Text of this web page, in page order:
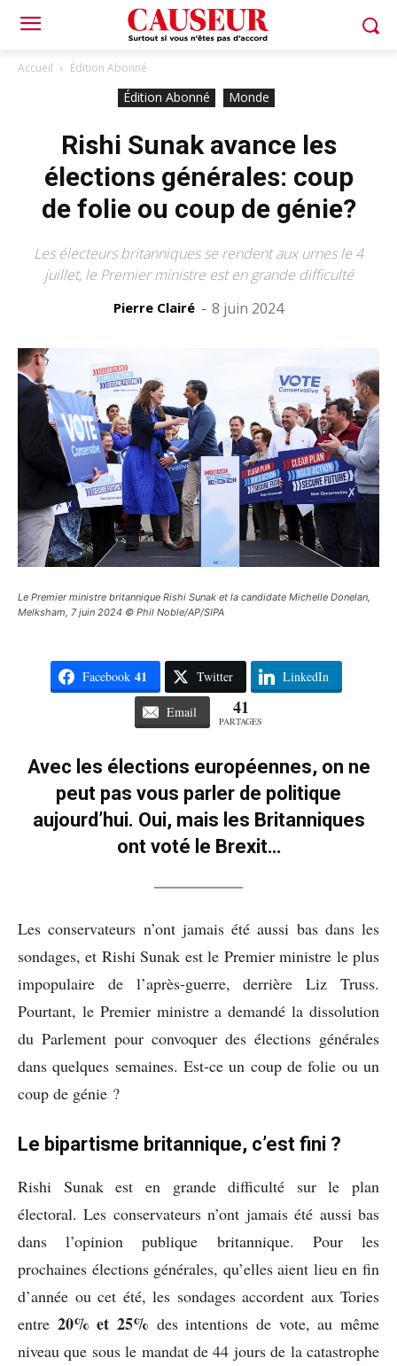
Accueil Édition Abonné
Édition Abonné Monde
Rishi Sunak avance les
élections générales: coup
de folie ou coup de génie?
Les électeurs britanniques se rendent aux urnes le 4
juillet, le Premier ministre est en grande difficulté
Pierre Clairé - 8 juin 2024
Le Premier ministre britannique Rishi Sunak et la candidate Michelle Donelan,
Melksham, 7 juin 2024 © Phil Noble/AP/SIPA
Facebook 41 Twitter LinkedIn
Email 41
PARTAGES
Avec les élections européennes, on ne
peut pas vous parler de politique
aujourd’hui. Oui, mais les Britanniques
ont voté le Brexit…
Les conservateurs n’ont jamais été aussi bas dans les
sondages, et Rishi Sunak est le Premier ministre le plus
impopulaire de l’après-guerre, derrière Liz Truss.
Pourtant, le Premier ministre a demandé la dissolution
du Parlement pour convoquer des élections générales
dans quelques semaines. Est-ce un coup de folie ou un
coup de génie ?
Le bipartisme britannique, c’est fini ?
Rishi Sunak est en grande difficulté sur le plan
électoral. Les conservateurs n’ont jamais été aussi bas
dans l’opinion publique britannique. Pour les
prochaines élections générales, qu’elles aient lieu en fin
d’année ou cet été, les sondages accordent aux Tories
entre 20% et 25% des intentions de vote, au même
niveau que sous le mandat de 44 jours de la catastrophe